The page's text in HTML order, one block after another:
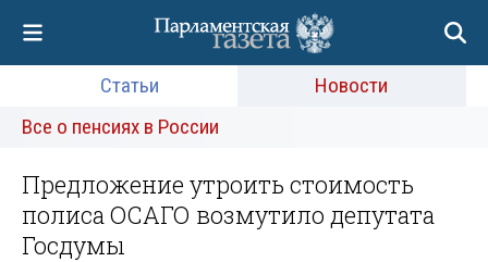
Статьи
Новости
Все о пенсиях в России
Предложение утроить стоимость
полиса ОСАГО возмутило депутата
Госдумы